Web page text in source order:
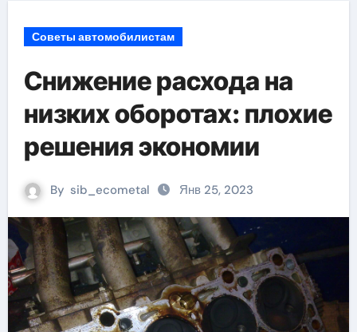
Советы автомобилистам
Снижение расхода на
низких оборотах: плохие
решения экономии
By sib_ecometal Янв 25, 2023